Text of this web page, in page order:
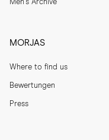
Men's Archive
MORJAS
Where to find us
Bewertungen
Press